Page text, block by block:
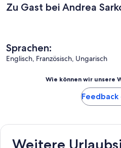
Zu Gast bei Andrea
Sprachen:
Englisch, Französisch, Ungarisch
Wie können wir unsere
Weitere